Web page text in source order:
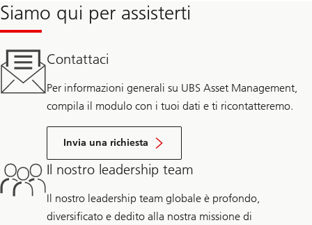
Siamo qui per assisterti
Contattaci
Per informazioni generali su UBS Asset Management,
compila il modulo con i tuoi dati e ti ricontatteremo.
Invia una richiesta
Il nostro leadership team
Il nostro leadership team globale è profondo,
diversificato e dedito alla nostra missione di